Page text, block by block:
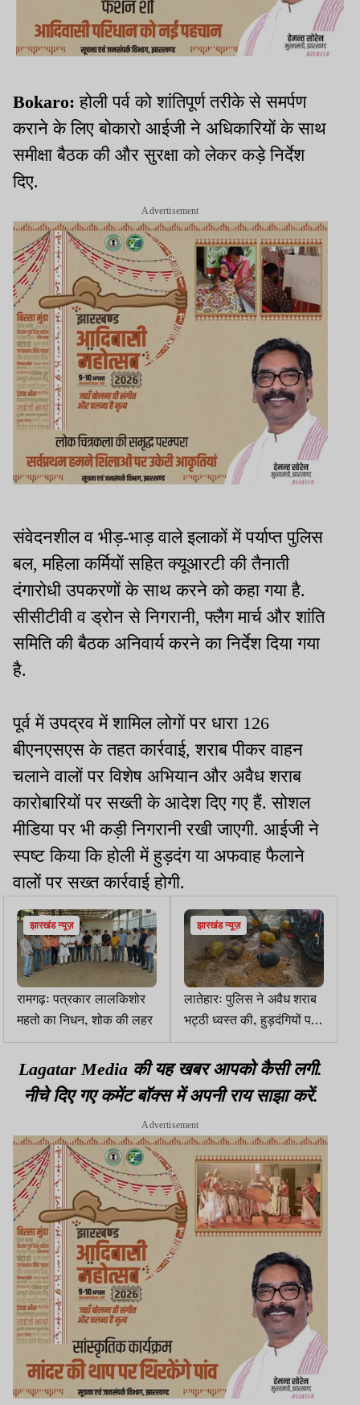
Bokaro:होली पर्व को शांतिपूर्ण तरीके से समर्पण
कराने के लिए बोकारो आईजी ने अधिकारियों के साथ
समीक्षा बैठक की और सुरक्षा को लेकर कड़े निर्देश
दिए.
Advertisement
संवेदनशील व भीड़-भाड़ वाले इलाकों में पर्याप्त पुलिस
बल, महिला कर्मियों सहित क्यूआरटी की तैनाती
दंगारोधी उपकरणों के साथ करने को कहा गया है.
सीसीटीवी व ड्रोन से निगरानी, फ्लैग मार्च और शांति
समिति की बैठक अनिवार्य करने का निर्देश दिया गया
है.
पूर्व में उपद्रव में शामिल लोगों पर धारा 126
बीएनएसएस के तहत कार्रवाई, शराब पीकर वाहन
चलाने वालों पर विशेष अभियान और अवैध शराब
कारोबारियों पर सख्ती के आदेश दिए गए हैं. सोशल
मीडिया पर भी कड़ी निगरानी रखी जाएगी. आईजी ने
स्पष्ट किया कि होली में हुड़दंग या अफवाह फैलाने
वालों पर सख्त कार्रवाई होगी.
झारखंड न्यूज़
रामगढ़ः पत्रकार लालकिशोर
महतो का निधन, शोक की लहर
झारखंड न्यूज़
लातेहारः पुलिस ने अवैध शराब
भट्ठी ध्वस्त की, हुड़दंगियों पर
सख्त कार्रवाई की चेतावनी
Lagatar Media की यह खबर आपको कैसी लगी.
नीचे दिए गए कमेंट बॉक्स में अपनी राय साझा करें.
Advertisement